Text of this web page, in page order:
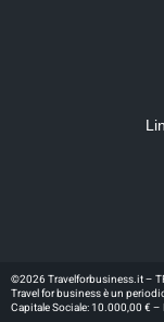
©2026 Travelforbusiness.it –
Travel for business è un
Capitale Sociale: 10.000,00 €